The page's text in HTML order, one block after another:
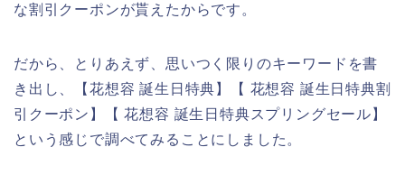
な割引クーポンが貰えたからです。
だから、とりあえず、思いつく限りのキーワードを書
き出し、【花想容 誕生日特典】【 花想容 誕生日特典割
引クーポン】【 花想容 誕生日特典スプリングセール】
という感じで調べてみることにしました。